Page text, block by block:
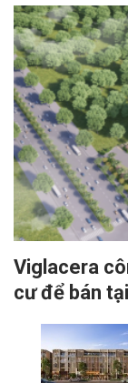
Viglacera
cư để bán